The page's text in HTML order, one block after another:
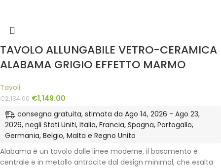
TAVOLO ALLUNGABILE VETRO-CERAMICA
ALABAMA GRIGIO EFFETTO MARMO
Tavoli
€2,134.00 €1,149.00
consegna gratuita, stimata da Ago 14, 2026 - Ago 23,
2026, negli Stati Uniti, Italia, Francia, Spagna, Portogallo,
Germania, Belgio, Malta e Regno Unito
Alabama è un tavolo dalle linee moderne, il basamento è
centrale e in metallo antracite dal design minimal, che esalta